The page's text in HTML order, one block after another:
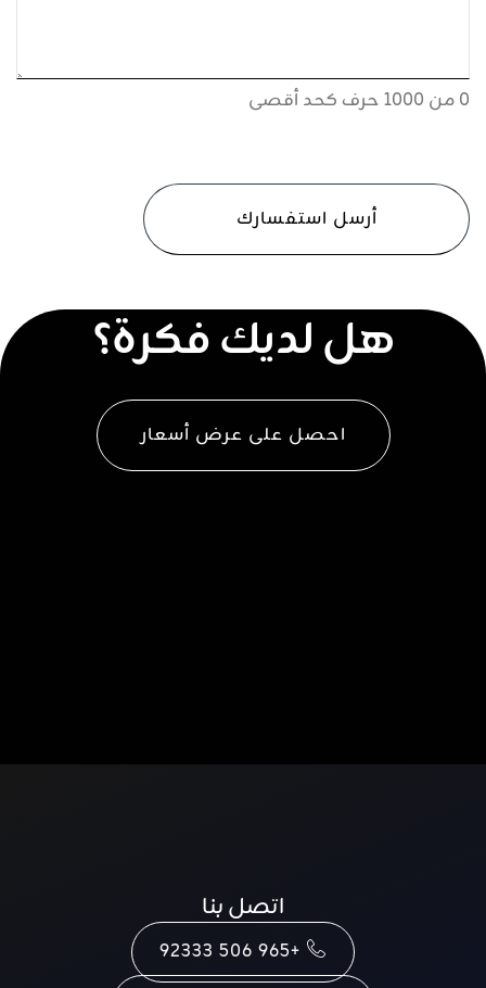
0 من 1000 حرف كحد أقصى
هل لديك فكرة؟
احصل على عرض أسعار
اتصل بنا
+965 506 92333